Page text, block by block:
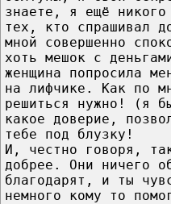
знаете, я ещё
тех, кто спрашивал
мной совершенно
хоть мешок с
женщина попросила
на лифчике. Как по
решиться нужно! (я
какое доверие,
тебе под блузку!
И, честно говоря,
добрее. Они ничего
благодарят, и ты
немного кому то